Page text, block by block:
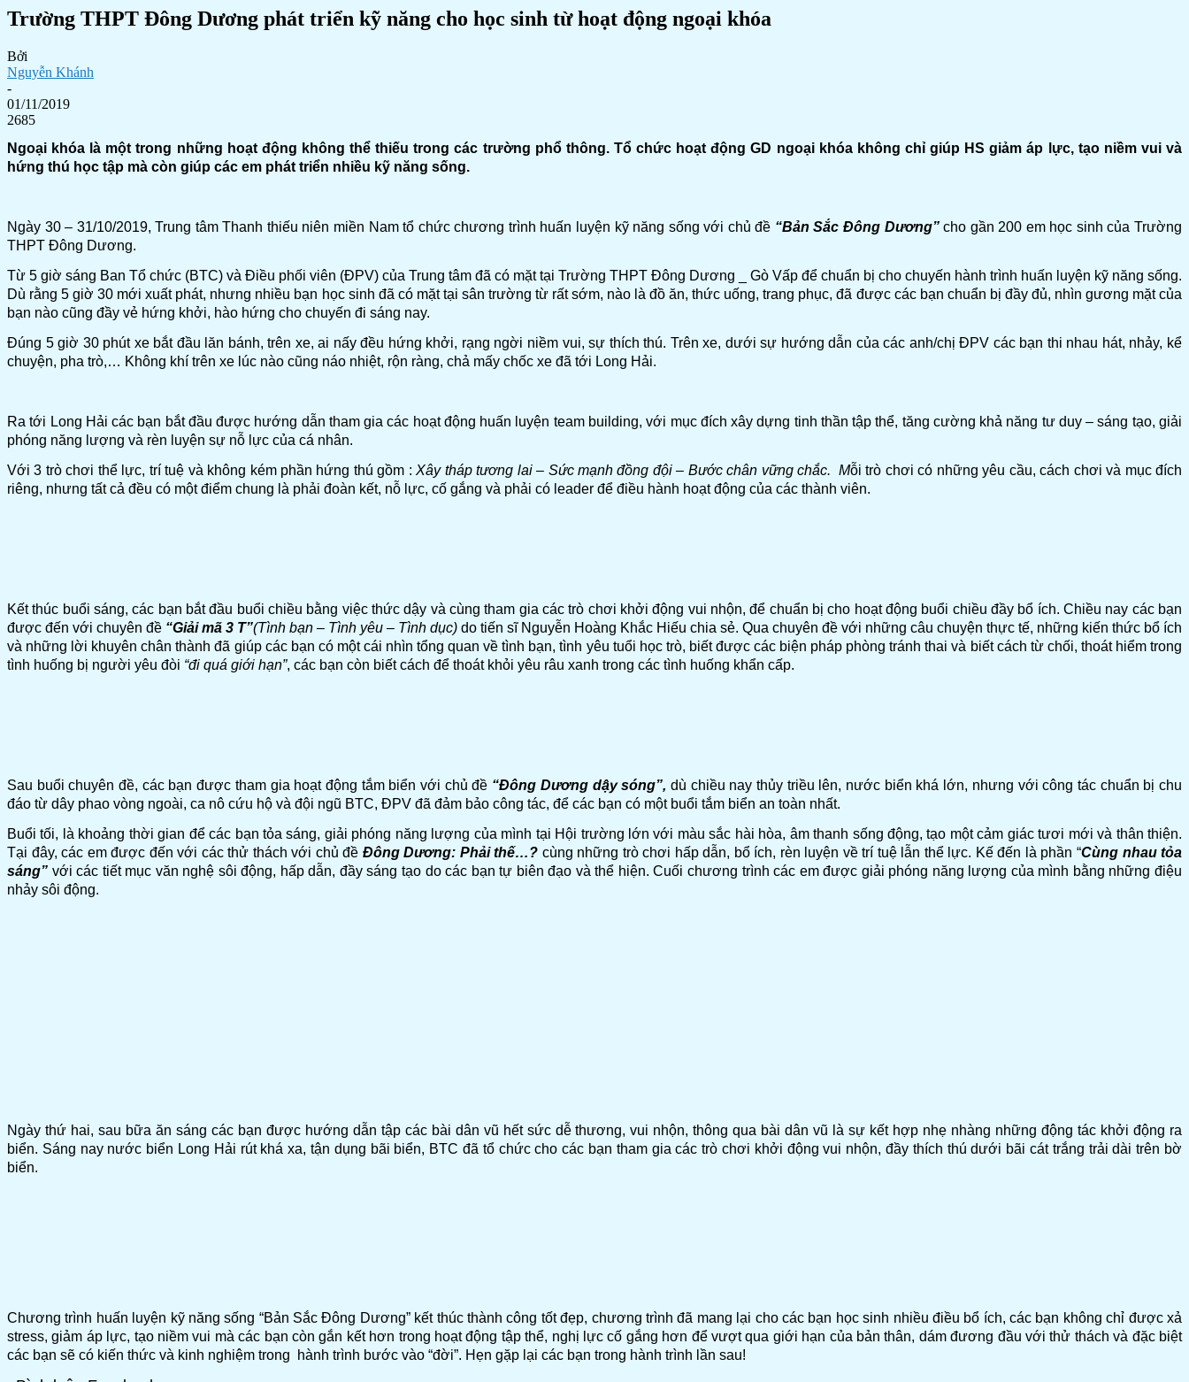
Trường THPT Đông Dương phát triển kỹ năng cho học sinh từ hoạt động ngoại khóa
Bởi
Nguyễn Khánh
-
01/11/2019
2685
Ngoại khóa là một trong những hoạt động không thể thiếu trong các trường phổ thông. Tổ chức hoạt động GD ngoại khóa không chỉ giúp HS giảm áp lực, tạo niềm vui và
hứng thú học tập mà còn giúp các em phát triển nhiều kỹ năng sống.
Ngày 30 – 31/10/2019, Trung tâm Thanh thiếu niên miền Nam tổ chức chương trình huấn luyện kỹ năng sống với chủ đề “Bản Sắc Đông Dương” cho gần 200 em học sinh của Trường
THPT Đông Dương.
Từ 5 giờ sáng Ban Tổ chức (BTC) và Điều phối viên (ĐPV) của Trung tâm đã có mặt tại Trường THPT Đông Dương _ Gò Vấp để chuẩn bị cho chuyến hành trình huấn luyện kỹ năng sống.
Dù rằng 5 giờ 30 mới xuất phát, nhưng nhiều bạn học sinh đã có mặt tại sân trường từ rất sớm, nào là đồ ăn, thức uống, trang phục, đã được các bạn chuẩn bị đầy đủ, nhìn gương mặt của
bạn nào cũng đầy vẻ hứng khởi, hào hứng cho chuyến đi sáng nay.
Đúng 5 giờ 30 phút xe bắt đầu lăn bánh, trên xe, ai nấy đều hứng khởi, rạng ngời niềm vui, sự thích thú. Trên xe, dưới sự hướng dẫn của các anh/chị ĐPV các bạn thi nhau hát, nhảy, kể
chuyện, pha trò,… Không khí trên xe lúc nào cũng náo nhiệt, rộn ràng, chả mấy chốc xe đã tới Long Hải.
Ra tới Long Hải các bạn bắt đầu được hướng dẫn tham gia các hoạt động huấn luyện team building, với mục đích xây dựng tinh thần tập thể, tăng cường khả năng tư duy – sáng tạo, giải
phóng năng lượng và rèn luyện sự nỗ lực của cá nhân.
Với 3 trò chơi thể lực, trí tuệ và không kém phần hứng thú gồm :Xây tháp tương lai – Sức mạnh đồng đội – Bước chân vững chắc. Mỗi trò chơi có những yêu cầu, cách chơi và mục đích
riêng, nhưng tất cả đều có một điểm chung là phải đoàn kết, nỗ lực, cố gắng và phải có leader để điều hành hoạt động của các thành viên.
Kết thúc buổi sáng, các bạn bắt đầu buổi chiều bằng việc thức dậy và cùng tham gia các trò chơi khởi động vui nhộn, để chuẩn bị cho hoạt động buổi chiều đầy bổ ích. Chiều nay các bạn
được đến với chuyên đề “Giải mã 3 T”(Tình bạn – Tình yêu – Tình dục) do tiến sĩ Nguyễn Hoàng Khắc Hiếu chia sẻ. Qua chuyên đề với những câu chuyện thực tế, những kiến thức bổ ích
và những lời khuyên chân thành đã giúp các bạn có một cái nhìn tổng quan về tình bạn, tình yêu tuổi học trò, biết được các biện pháp phòng tránh thai và biết cách từ chối, thoát hiểm trong
tình huống bị người yêu đòi “đi quá giới hạn”, các bạn còn biết cách để thoát khỏi yêu râu xanh trong các tình huống khẩn cấp.
Sau buổi chuyên đề, các bạn được tham gia hoạt động tắm biển với chủ đề “Đông Dương dậy sóng”, dù chiều nay thủy triều lên, nước biển khá lớn, nhưng với công tác chuẩn bị chu
đáo từ dây phao vòng ngoài, ca nô cứu hộ và đội ngũ BTC, ĐPV đã đảm bảo công tác, để các bạn có một buổi tắm biển an toàn nhất.
Buổi tối, là khoảng thời gian để các bạn tỏa sáng, giải phóng năng lượng của mình tại Hội trường lớn với màu sắc hài hòa, âm thanh sống động, tạo một cảm giác tươi mới và thân thiện.
Tại đây, các em được đến với các thử thách với chủ đề Đông Dương: Phải thế…? cùng những trò chơi hấp dẫn, bổ ích, rèn luyện về trí tuệ lẫn thể lực. Kế đến là phần “Cùng nhau tỏa
sáng” với các tiết mục văn nghệ sôi động, hấp dẫn, đầy sáng tạo do các bạn tự biên đạo và thể hiện. Cuối chương trình các em được giải phóng năng lượng của mình bằng những điệu
nhảy sôi động.
Ngày thứ hai, sau bữa ăn sáng các bạn được hướng dẫn tập các bài dân vũ hết sức dễ thương, vui nhộn, thông qua bài dân vũ là sự kết hợp nhẹ nhàng những động tác khởi động ra
biển. Sáng nay nước biển Long Hải rút khá xa, tận dụng bãi biển, BTC đã tổ chức cho các bạn tham gia các trò chơi khởi động vui nhộn, đầy thích thú dưới bãi cát trắng trải dài trên bờ
biển.
Chương trình huấn luyện kỹ năng sống “Bản Sắc Đông Dương” kết thúc thành công tốt đẹp, chương trình đã mang lại cho các bạn học sinh nhiều điều bổ ích, các bạn không chỉ được xả
stress, giảm áp lực, tạo niềm vui mà các bạn còn gắn kết hơn trong hoạt động tập thể, nghị lực cố gắng hơn để vượt qua giới hạn của bản thân, dám đương đầu với thử thách và đặc biệt
các bạn sẽ có kiến thức và kinh nghiệm trong hành trình bước vào “đời”. Hẹn gặp lại các bạn trong hành trình lần sau!